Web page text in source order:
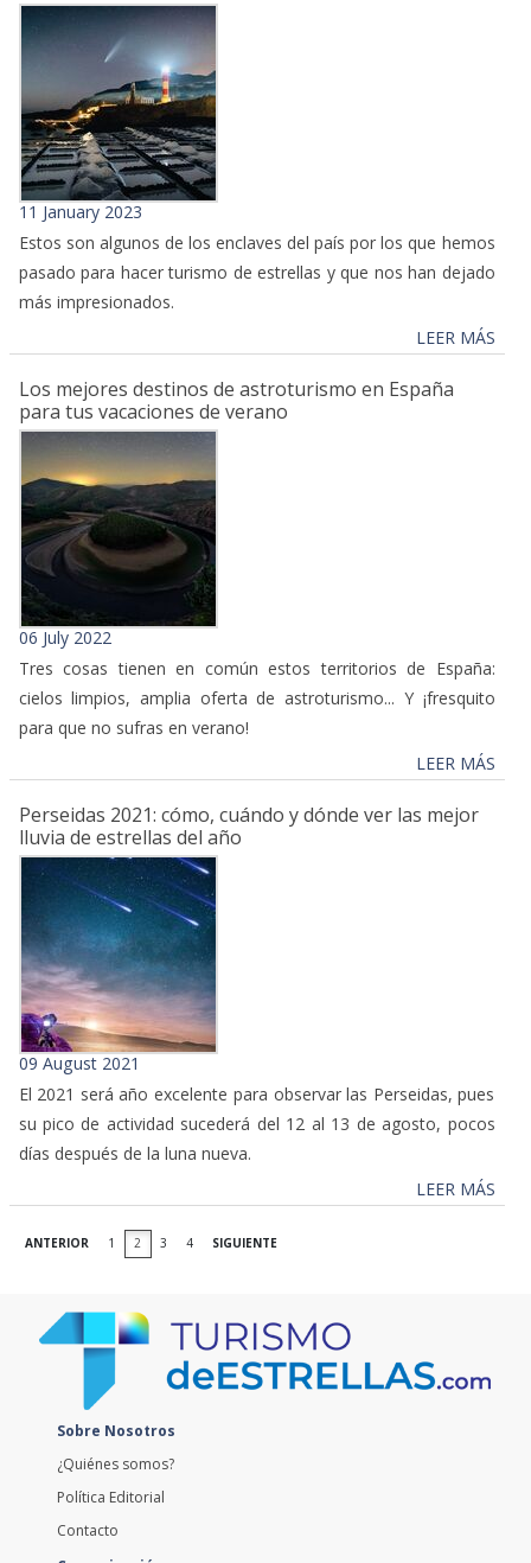
11 January 2023
Estos son algunos de los enclaves del país por los que hemos
pasado para hacer turismo de estrellas y que nos han dejado
más impresionados.
LEER MÁS
Los mejores destinos de astroturismo en España
para tus vacaciones de verano
06 July 2022
Tres cosas tienen en común estos territorios de España:
cielos limpios, amplia oferta de astroturismo... Y ¡fresquito
para que no sufras en verano!
LEER MÁS
Perseidas 2021: cómo, cuándo y dónde ver las mejor
lluvia de estrellas del año
09 August 2021
El 2021 será año excelente para observar las Perseidas, pues
su pico de actividad sucederá del 12 al 13 de agosto, pocos
días después de la luna nueva.
LEER MÁS
ANTERIOR 1 2 3 4 SIGUIENTE
Sobre Nosotros
¿Quiénes somos?
Política Editorial
Contacto